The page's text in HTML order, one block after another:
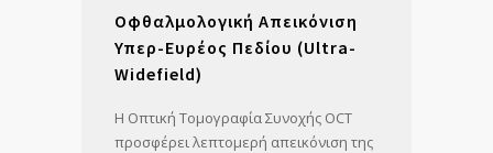
Οφθαλμολογική Απεικόνιση
Υπερ-Ευρέος Πεδίου (Ultra-
Widefield)
Η Οπτική Τομογραφία Συνοχής OCT
προσφέρει λεπτομερή απεικόνιση της